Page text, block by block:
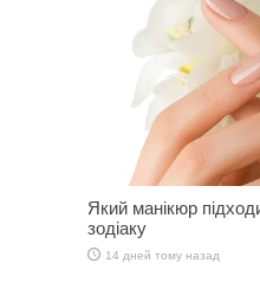
Який манікюр
зодіаку
14 дней тому назад